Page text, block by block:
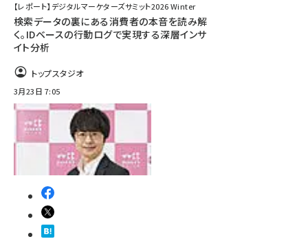
【レポート】デジタルマーケターズサミット2026 Winter
検索データの裏にある消費者の本音を読み解
く。IDベースの行動ログで実現する深層インサ
イト分析
トップスタジオ
3月23日 7:05